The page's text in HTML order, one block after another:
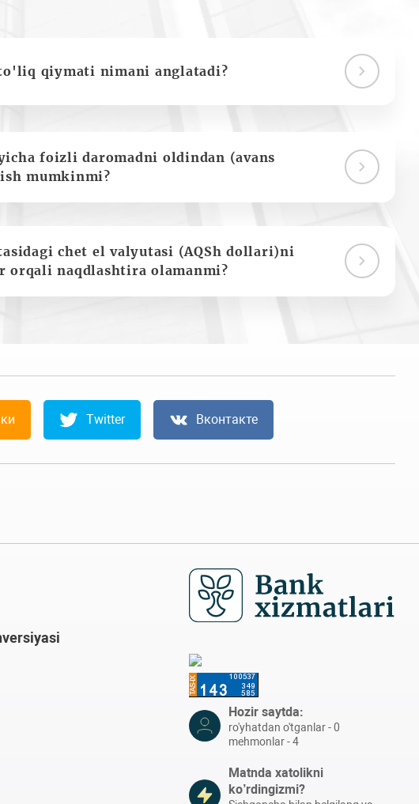
qiymati nimani anglatadi?
foizli daromadni oldindan (avans
mumkinmi?
chet el valyutasi (AQSh dollari)ni
orqali naqdlashtira olamanmi?
Twitter Вконтакте
Hozir saytda:
ro'yhatdan o'tganlar - 0
mehmonlar - 4
Matnda xatolikni
ko’rdingizmi?